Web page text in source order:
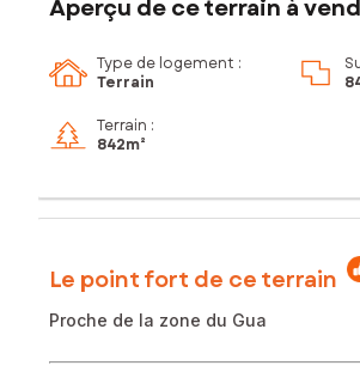
Aperçu de ce terrain à
Type de logement :
Terrain
Terrain :
842m²
Le point fort de ce terrain
Proche de la zone du Gua